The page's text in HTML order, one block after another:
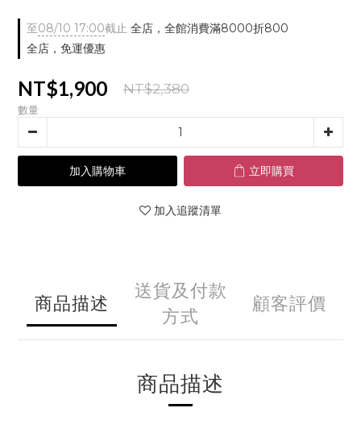
至08/10 17:00截止 全店，全館消費滿8000折800
全店，免運優惠
NT$1,900 NT$2,380
數量
加入購物車 立即購買
加入追蹤清單
商品描述
送貨及付款
方式
顧客評價
商品描述